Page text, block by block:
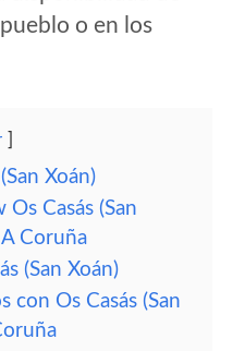
o en los
Xoán)
Casás (San
Coruña
(San Xoán)
con Os Casás (San